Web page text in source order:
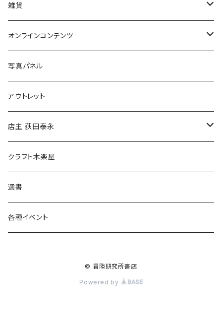
美術
POLEWARDS
Tシャツ
雑貨
バッグ
ブックカバー
マグカップ
傘
食料品
その他
オンラインコンテンツ
冒険クロストーク
写真パネル
アウトレット
店主 荻田泰永
書籍
ウェア
クラフト木楽屋
選書
各種イベント
© 冒険研究所書店
Powered by